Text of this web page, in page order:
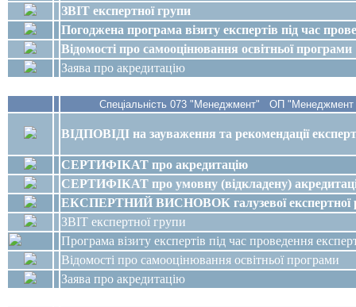
ЗВІТ експертної групи
Погоджена програма візиту експертів під час
Відомості про самооцінювання освітньої програми
Заява про акредитацію
Спеціальність 073 "Менеджмент" ОП "Менеджмент
ВІДПОВІДІ на зауваження та рекомендації
СЕРТИФІКАТ про акредитацію
СЕРТИФІКАТ про умовну (відкладену)
ЕКСПЕРТНИЙ ВИСНОВОК галузевої експертної
ЗВІТ експертної групи
Програма візиту експертів під час проведення
Відомості про самооцінювання освітньої програми
Заява про акредитацію